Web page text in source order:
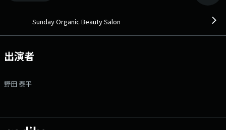
Sunday Organic Beauty Salon
出演者
野田 泰平